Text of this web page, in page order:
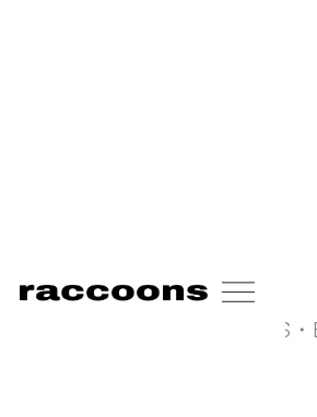
RADIO RACCOONS ・